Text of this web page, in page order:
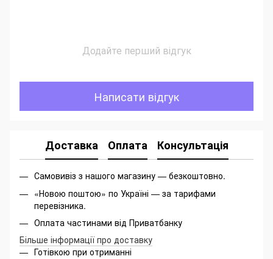
Додайте перший відгук
Написати відгук
Доставка Оплата Консультація
Самовивіз з нашого магазину — безкоштовно.
«Новою поштою» по Україні — за тарифами
перевізника.
Оплата частинами від Приватбанку
Більше інформації про доставку
Готівкою при отриманні